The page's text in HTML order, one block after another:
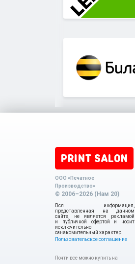
ООО «Печатное
Производство»
© 2006–2026 (Нам 20)
Вся информация,
представленная на данном
сайте, не является рекламой
и публичной офертой и носит
исключительно
ознакомительный характер.
Пользовательское соглашение
Почти все можно купить на